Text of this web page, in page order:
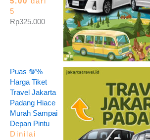
5
Rp325.000
Puas 💯%
Harga Tiket
Travel Jakarta
Padang Hiace
Murah Sampai
Depan Pintu
Dinilai